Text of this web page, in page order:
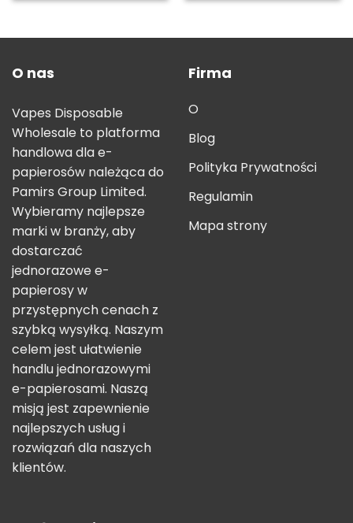
O nas
Vapes Disposable
Wholesale to platforma
handlowa dla e-
papierosów należąca do
Pamirs Group Limited.
Wybieramy najlepsze
marki w branży, aby
dostarczać
jednorazowe e-
papierosy w
przystępnych cenach z
szybką wysyłką. Naszym
celem jest ułatwienie
handlu jednorazowymi
e-papierosami. Naszą
misją jest zapewnienie
najlepszych usług i
rozwiązań dla naszych
klientów.
Firma
O
Blog
Polityka Prywatności
Regulamin
Mapa strony